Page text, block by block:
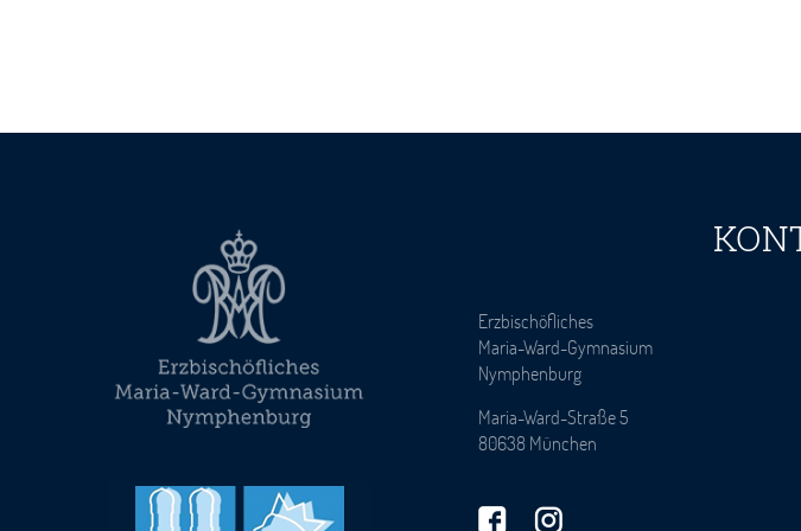
Erzbischöfliches
Maria-Ward-Gymnasium
Nymphenburg
Maria-Ward-Straße 5
80638 München